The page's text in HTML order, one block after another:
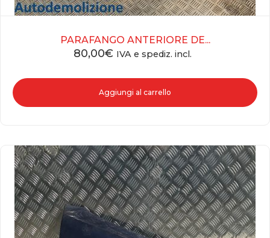
PARAFANGO ANTERIORE DE...
80,00€ IVA e spediz. incl.
Aggiungi al carrello